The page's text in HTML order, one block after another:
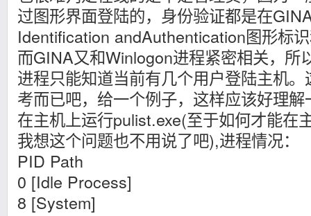
过图形界面登陆的，身份验证都是在
Identification andAuthentication图形标
而GINA又和Winlogon进程紧密相关，所
进程只能知道当前有几个用户登陆主机
考而已吧，给一个例子，这样应该好理解
在主机上运行pulist.exe(至于如何才能在
我想这个问题也不用说了吧),进程情况：
PID Path
0 [Idle Process]
8 [System]